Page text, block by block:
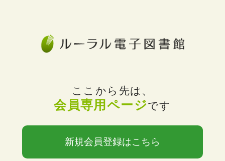
ここから先は、
会員専用ページです
新規会員登録はこちら